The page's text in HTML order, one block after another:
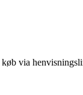
via